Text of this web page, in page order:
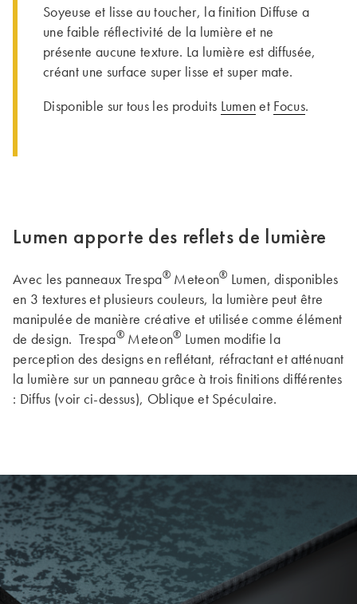
Soyeuse et lisse au toucher, la finition Diffuse a
une faible réflectivité de la lumière et ne
présente aucune texture. La lumière est diffusée,
créant une surface super lisse et super mate.
Disponible sur tous les produits Lumenet Focus.
Lumen apporte des reflets de lumière
Avec les panneaux Trespa® Meteon® Lumen, disponibles
en 3 textures et plusieurs couleurs, la lumière peut être
manipulée de manière créative et utilisée comme élément
de design. Trespa® Meteon® Lumen modifie la
perception des designs en reflétant, réfractant et atténuant
la lumière sur un panneau grâce à trois finitions différentes
: Diffus (voir ci-dessus), Oblique et Spéculaire.